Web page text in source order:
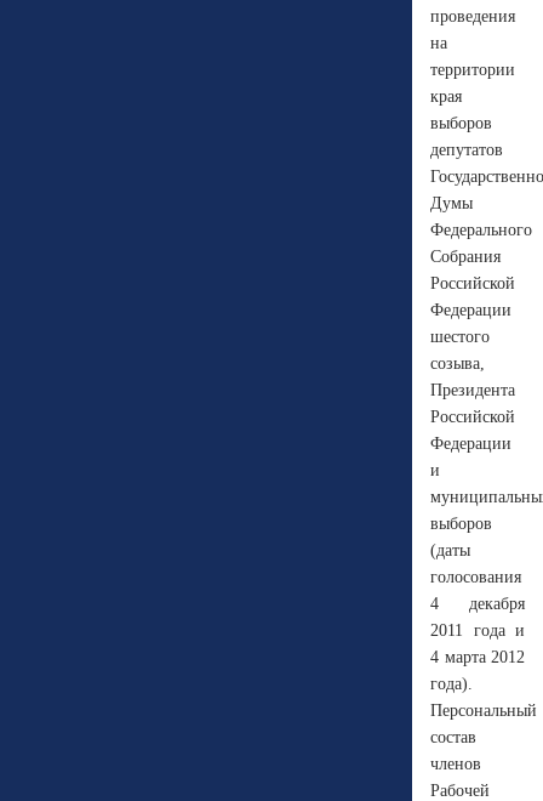
проведения
на
территории
края
выборов
депутатов
Думы
Федерального
Собрания
Российской
Федерации
шестого
созыва,
Президента
Российской
Федерации
и
выборов
(даты
голосования
4 декабря
2011 года и
4 марта 2012
года).
Персональный
состав
членов
Рабочей